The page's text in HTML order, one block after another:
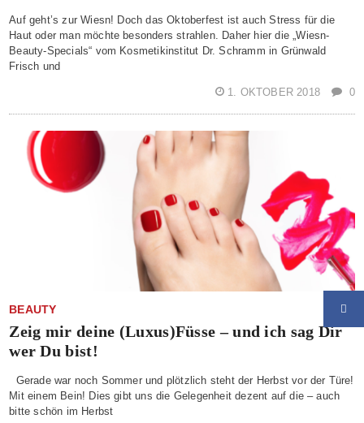
Auf geht’s zur Wiesn! Doch das Oktoberfest ist auch Stress für die
Haut oder man möchte besonders strahlen. Daher hier die „Wiesn-
Beauty-Specials“ vom Kosmetikinstitut Dr. Schramm in Grünwald
Frisch und
1. OKTOBER 2018 0
BEAUTY
Zeig mir deine (Luxus)Füsse – und ich sag Dir
wer Du bist!
Gerade war noch Sommer und plötzlich steht der Herbst vor der Türe!
Mit einem Bein! Dies gibt uns die Gelegenheit dezent auf die – auch
bitte schön im Herbst